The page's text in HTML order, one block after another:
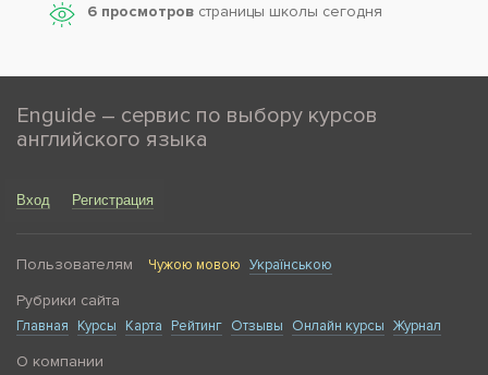
6 просмотров страницы школы сегодня
Enguide – сервис по выбору курсов
английского языка
Вход Регистрация
Пользователям Чужою мовою Українською
Рубрики сайта
Главная Курсы Карта Рейтинг Отзывы Онлайн курсы Журнал
О компании